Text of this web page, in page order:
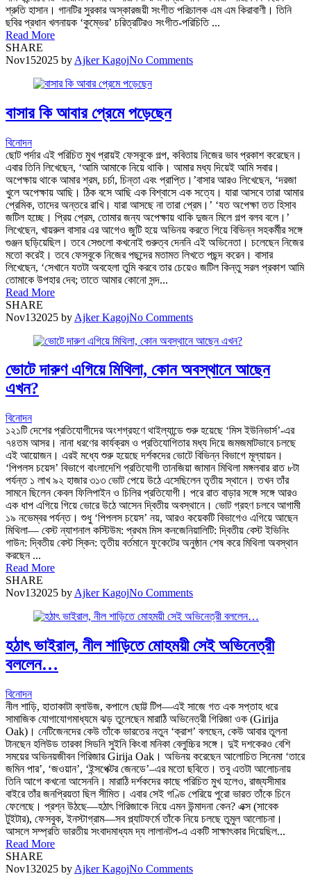
শ্রুতি হাসান। গানটির সুরকার অস্কারজয়ী সংগীত পরিচালক এম এম কিরাবাণী। তিনি
ছবির প্রধান খলনায়ক ‘কুম্ভের’ চরিত্রটিরও সংগীত-পরিচিতি ...
Read More
SHARE
Nov152025 by Ajker KagojNo Comments
বাসার কি আবার প্রেমে পড়েছেন
বিনোদন
ছোট পর্দার এই পরিচিত মুখ প্রায়ই ফেসবুকে গল্প, কবিতায় নিজের ভাব প্রকাশ করেছেন।
এবার তিনি লিখেছেন, ‘আমি আমাকে নিয়ে থাকি। আমার মধ্য দিয়েই আমি সবার।
অপেক্ষায় থাকে আমার শ্রম, চর্চা, চিন্তা এবং প্রাপ্তি।’বাসার আরও লিখেছেন, ‘দরজা
খুলে অপেক্ষায় আছি। ঠিক বসে আছি এক বিশ্বাসে এক সত্যে। যারা আসবে তারা আমার
প্রেমিক, তাদের অন্তরে রাখি। যারা আসছে না তারা প্রেম।’ ‘যত অপেক্ষা তত হিসাব
জটিল হচ্ছে। প্রিয় প্রেম, তোমার জন্য অপেক্ষায় থাকি দুজন মিলে গল্প বলব বলে।’
লিখেছেন, খায়রুল বাসার এর আগেও জুটি হয়ে অভিনয় করতে গিয়ে বিভিন্ন সহকর্মীর সঙ্গে
গুঞ্জন ছড়িয়েছিল। তবে সেগুলো কখনোই গুরুত্ব দেননি এই অভিনেতা। চলেছেন নিজের
মতো করেই। তবে ফেসবুকে নিজের পছন্দের মতামত লিখতে পছন্দ করেন। বাসার
লিখেছেন, ‘সেখানে যতটা অবহেলা তুমি করবে তার চেয়েও জটিল কিন্তু সরল প্রকাশ আমি
তোমাকে উপহার দেব; তাতে আমার কোনো সন্দ...
Read More
SHARE
Nov132025 by Ajker KagojNo Comments
ভোটে দারুণ এগিয়ে মিথিলা, কোন অবস্থানে আছেন
এখন?
বিনোদন
১২১টি দেশের প্রতিযোগীদের অংশগ্রহণে থাইল্যান্ডে শুরু হয়েছে ‘মিস ইউনিভার্স’-এর
৭৪তম আসর। নানা ধরণের কার্যক্রম ও প্রতিযোগিতার মধ্য দিয়ে জমজমাটভাবে চলছে
এই আয়োজন। এরই মধ্যে শুরু হয়েছে দর্শকদের ভোটে বিভিন্ন বিভাগে মূল্যায়ন।
‘পিপলস চয়েস’ বিভাগে বাংলাদেশি প্রতিযোগী তানজিয়া জামান মিথিলা মঙ্গলবার রাত ৮টা
পর্যন্ত ১ লাখ ৯২ হাজার ৩১৩ ভোট পেয়ে উঠে এসেছিলেন তৃতীয় স্থানে। তখন তাঁর
সামনে ছিলেন কেবল ফিলিপাইন ও চিলির প্রতিযোগী। পরে রাত বাড়ার সঙ্গে সঙ্গে আরও
এক ধাপ এগিয়ে গিয়ে ভোরে উঠে আসেন দ্বিতীয় অবস্থানে। ভোট গ্রহণ চলবে আগামী
১৯ নভেম্বর পর্যন্ত। শুধু ‘পিপলস চয়েস’ নয়, আরও কয়েকটি বিভাগেও এগিয়ে আছেন
মিথিলা— বেস্ট ন্যাশনাল কস্টিউম: প্রথম মিস কনজেনিয়ালিটি: দ্বিতীয় বেস্ট ইভিনিং
গাউন: দ্বিতীয় বেস্ট স্কিন: তৃতীয় বর্তমানে ফুকেটের অনুষ্ঠান শেষ করে মিথিলা অবস্থান
করছেন ...
Read More
SHARE
Nov132025 by Ajker KagojNo Comments
হঠাৎ ভাইরাল, নীল শাড়িতে মোহময়ী সেই অভিনেত্রী
বললেন…
বিনোদন
নীল শাড়ি, হাতাকাটা ব্লাউজ, কপালে ছোট্ট টিপ—এই সাজে গত এক সপ্তাহ ধরে
সামাজিক যোগাযোগমাধ্যমে ঝড় তুলেছেন মারাঠি অভিনেত্রী গিরিজা ওক (Girija
Oak)। নেটিজেনদের কেউ তাঁকে ভারতের নতুন ‘ক্রাশ’ বলছেন, কেউ আবার তুলনা
টানছেন হলিউড তারকা সিডনি সুইনি কিংবা মনিকা বেলুচ্চির সঙ্গে। দুই দশকেরও বেশি
সময়ের অভিনয়জীবন গিরিজার Girija Oak। অভিনয় করেছেন আলোচিত সিনেমা ‘তারে
জমিন পার’, ‘জওয়ান’, ‘ইন্সপেক্টর জেনডে’–এর মতো ছবিতে। তবু এতটা আলোচনায়
তিনি আগে কখনো আসেননি। মারাঠি দর্শকদের কাছে পরিচিত মুখ হলেও, রাজ্যসীমার
বাইরে তাঁর জনপ্রিয়তা ছিল সীমিত। এবার সেই গণ্ডি পেরিয়ে পুরো ভারত তাঁকে চিনে
ফেলেছে। প্রশ্ন উঠছে—হঠাৎ গিরিজাকে নিয়ে এমন উন্মাদনা কেন? এক্স (সাবেক
টুইটার), ফেসবুক, ইনস্টাগ্রাম—সব প্ল্যাটফর্মে তাঁকে নিয়ে চলছে তুমুল আলোচনা।
আসলে সম্প্রতি ভারতীয় সংবাদমাধ্যম দ্য লালানটপ-এ একটি সাক্ষাৎকার দিয়েছিল...
Read More
SHARE
Nov132025 by Ajker KagojNo Comments